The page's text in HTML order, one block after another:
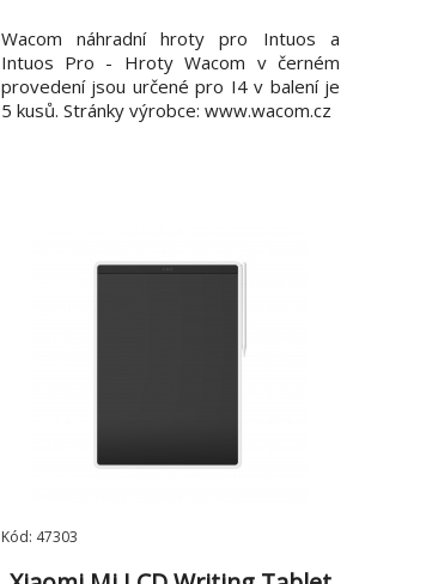
Wacom náhradní hroty pro Intuos a
Intuos Pro - Hroty Wacom v černém
provedení jsou určené pro I4 v balení je
5 kusů. Stránky výrobce: www.wacom.cz
Kód: 47303